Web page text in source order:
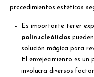
procedimientos estéticos
Es importante tener
polinucleótidos
solución mágica para
El envejecimiento es
involucra diversos